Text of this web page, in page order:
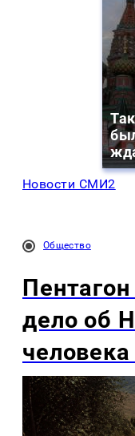
Новости СМИ2
Общество
дело об